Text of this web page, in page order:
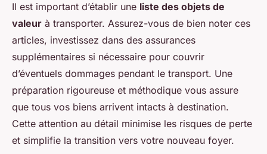
Il est important d’établir une liste des objets de
valeur à transporter. Assurez-vous de bien noter ces
articles, investissez dans des assurances
supplémentaires si nécessaire pour couvrir
d’éventuels dommages pendant le transport. Une
préparation rigoureuse et méthodique vous assure
que tous vos biens arrivent intacts à destination.
Cette attention au détail minimise les risques de perte
et simplifie la transition vers votre nouveau foyer.